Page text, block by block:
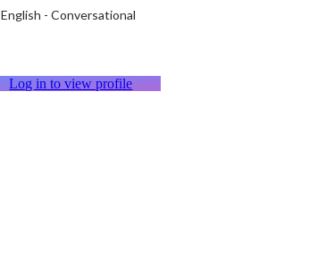
English - Conversational
Log in to view profile